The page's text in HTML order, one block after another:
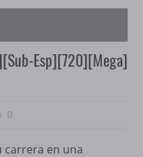
Esp][720][Mega]
0
carrera en una